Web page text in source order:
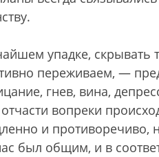
упадке,
переживаем, —
гнев, вина,
вопреки
и противоречиво,
был общим, и в